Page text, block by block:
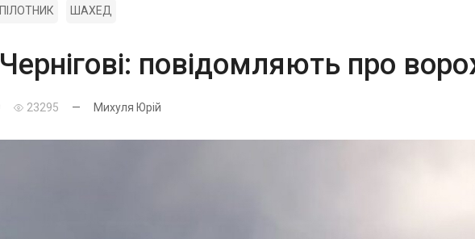
ШАХЕД
повідомляють про
23295 — Михуля Юрій